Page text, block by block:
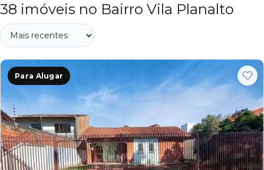
38 imóveis no Bairro Vila Planalto
Para Alugar